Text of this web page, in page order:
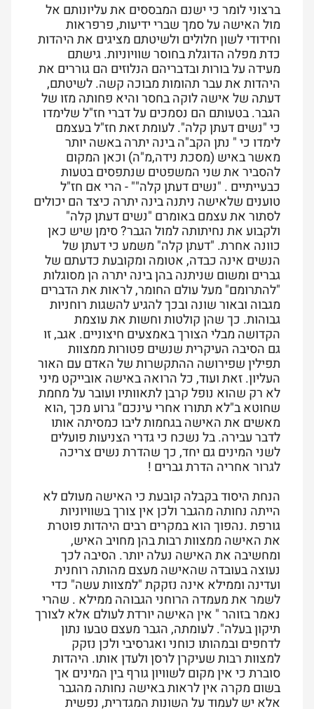
ברצוני לומר כי ישנם המבססים את עליונותם אל
מול האישה על סמך שברי ידיעות, פרפראות
וחידודי לשון חלולים ולשיטתם מציגים את היהדות
כדת מפלה הדוגלת בחוסר שוויוניות. גישתם
מעידה על בורות ובדבריהם הנלוזים הם גוררים את
היהדות את עבר תהומות מבוכה קשה. לשיטתם,
דעתה של אישה לוקה בחסר והיא פחותה מזו של
הגבר. בטעותם הם נסמכים על דברי חז"ל שלימדו
כי "נשים דעתן קלה". לעומת זאת חז"ל בעצמם
לימדו כי " נתן הקב"ה בינה יתרה באשה יותר
מאשר באיש (מסכת נידה,מ"ה) וכאן המקום
להסביר את שני המשפטים שנתפסים בטעות
כבעייתיים . "נשים דעתן קלה"" - הרי אם חז"ל
טוענים שלאישה ניתנה בינה יתרה כיצד הם יכולים
לסתור את עצמם באומרם "נשים דעתן קלה"
ולקבוע את נחיתותה למול הגבר? סימן שיש כאן
כוונה אחרת. "דעתן קלה" משמע כי דעתן של
הנשים אינה כבדה, אטומה ומקובעת כדעתם של
גברים ומשום שניתנה בהן בינה יתרה הן מסוגלות
"להתרומם" מעל עולם החומר, לראות את הדברים
מגבוה ובאור שונה ובכך להגיע להשגות רוחניות
גבוהות. כך שהן קולטות וחשות את עוצמת
הקדושה מבלי הצורך באמצעים חיצוניים. אגב, זו
גם הסיבה העיקרית שנשים פטורות ממצוות
תפילין שפירושה ההתקשרות של האדם עם האור
העליון. זאת ועוד, כל הרואה באישה אובייקט מיני
לא רק שהוא נופל קרבן לתאוותיו ועובר על מחמת
שחוטא ב"לא תתורו אחרי עינכם" גרוע מכך ,הוא
מאשים את האישה בגחמות ליבו כמסיתה אותו
לדבר עבירה. בל נשכח כי גדרי הצניעות פועלים
לשני המינים גם יחד, כך שהדרת נשים צריכה
לגרור אחריה הדרת גברים !
הנחת היסוד בקבלה קובעת כי האישה מעולם לא
הייתה נחותה מהגבר ולכן אין צורך בשוויוניות
גורפת .נהפוך הוא במקרים רבים היהדות פוטרת
את האישה ממצוות רבות בהן מחויב האיש,
ומחשיבה את האישה נעלה יותר. הסיבה לכך
נעוצה בעובדה שהאישה מעצם מהותה רוחנית
ועדינה וממילא אינה נזקקת "למצוות עשה" כדי
לשמר את מעמדה הרוחני הגבוהה ממילא . שהרי
נאמר בזוהר " אין האישה יורדת לעולם אלא לצורך
תיקון בעלה". לעומתה, הגבר מעצם טבעו נתון
לדחפים ובמהותו כוחני ואגרסיבי ולכן נזקק
למצוות רבות שעיקרן לרסן ולעדן אותו. היהדות
סוברת כי אין מקום לשוויון גורף בין המינים אך
בשום מקרה אין לראות באישה נחותה מהגבר
אלא יש לעמוד על השונות המגדרית, נפשית